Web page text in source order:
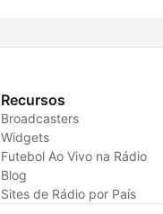
Recursos
Broadcasters
Widgets
Futebol Ao Vivo na Rádio
Blog
Sites de Rádio por País